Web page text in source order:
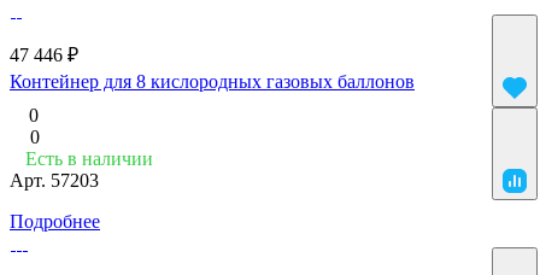
47 446 ₽
Контейнер для 8 кислородных газовых баллонов
0
0
Есть в наличии
Арт. 57203
Подробнее